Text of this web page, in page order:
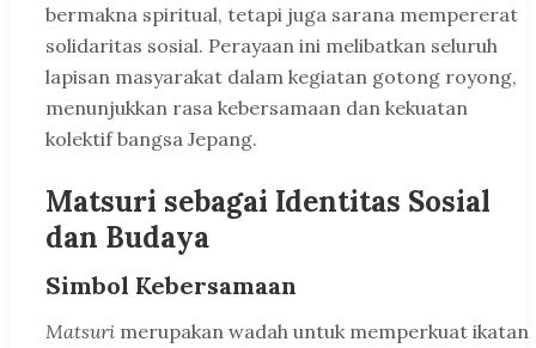
bermakna spiritual, tetapi juga sarana mempererat
solidaritas sosial. Perayaan ini melibatkan seluruh
lapisan masyarakat dalam kegiatan gotong royong,
menunjukkan rasa kebersamaan dan kekuatan
kolektif bangsa Jepang.
Matsuri sebagai Identitas Sosial
dan Budaya
Simbol Kebersamaan
Matsuri merupakan wadah untuk memperkuat ikatan